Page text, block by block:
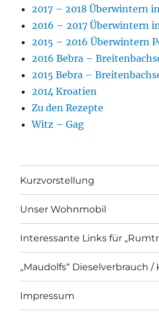
2017 – 2018 Überwintern
2016 – 2017 Überwintern
2015 – 2016 Überwintern
2016 Bebra –
2015 Bebra –
2014 Kroatien
Zu den Rezepte
Witz – Gag
Kurzvorstellung
Unser Wohnmobil
Interessante Links für
„Maudolfs“ Dieselverbrauch /
Impressum